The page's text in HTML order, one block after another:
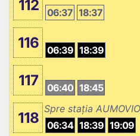
112 06:37 18:37
116 06:39 18:39
117 06:40 18:45
118
Spre stația
06:34 18:39 19:09